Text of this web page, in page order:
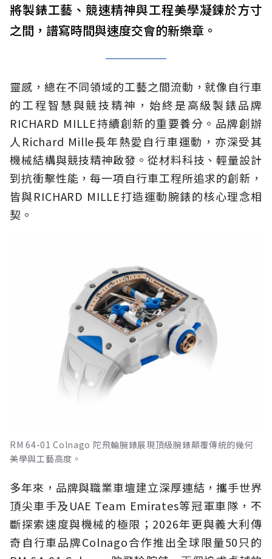
將製錶工藝、競速精神與工程美學凝鍊於方寸
之間，譜寫時間與速度交會的新樂章。
靈感，總在不同領域的工藝之間流動，就像自行車
的工程智慧與競技精神，始終是高級製錶品牌
RICHARD MILLE持續創新的重要養分。品牌創辦
人Richard Mille長年熱愛自行車運動，亦深受其
機械結構與競技精神啟發。從材料科技、輕量設計
到抗衝擊性能，每一項自行車工程所追求的創新，
皆與RICHARD MILLE打造運動腕錶的核心理念相
契。
RM 64-01 Colnago 陀飛輪腕錶展現頂級腕錶顛覆傳統的幾何
美學與工藝高度。
多年來，品牌與職業車壇建立深厚連結，攜手世界
頂尖車手及UAE Team Emirates等冠軍車隊，不
斷探索速度與機械的極限；2026年更與義大利傳
奇自行車品牌Colnago合作推出全球限量50只的